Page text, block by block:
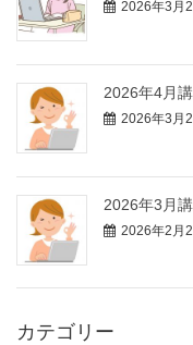
2026年3月
2026年4月
2026年3月
2026年3月
2026年2月
カテゴリー